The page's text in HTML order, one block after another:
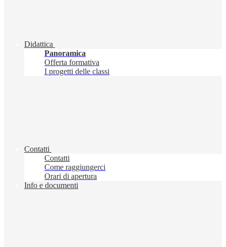
Didattica
Panoramica
Offerta formativa
I progetti delle classi
Contatti
Contatti
Come raggiungerci
Orari di apertura
Info e documenti